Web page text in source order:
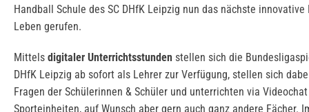
Handball Schule des SC DHfK Leipzig nun das nächste
Leben gerufen.
Mittels digitaler Unterrichtsstunden stellen sich die
DHfK Leipzig ab sofort als Lehrer zur Verfügung, stellen sich
Fragen der Schülerinnen & Schüler und unterrichten via
Sporteinheiten, auf Wunsch aber gern auch ganz andere Fächer.